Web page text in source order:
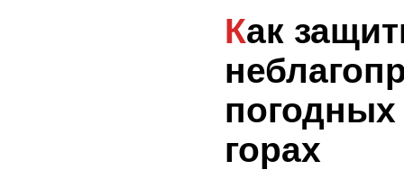
Как защититься от
горах